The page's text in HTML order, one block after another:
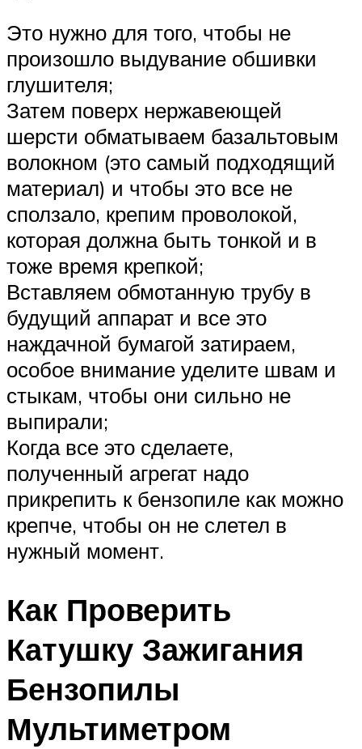
Это нужно для того, чтобы не
произошло выдувание обшивки
глушителя;
Затем поверх нержавеющей
шерсти обматываем базальтовым
волокном (это самый подходящий
материал) и чтобы это все не
сползало, крепим проволокой,
которая должна быть тонкой и в
тоже время крепкой;
Вставляем обмотанную трубу в
будущий аппарат и все это
наждачной бумагой затираем,
особое внимание уделите швам и
стыкам, чтобы они сильно не
выпирали;
Когда все это сделаете,
полученный агрегат надо
прикрепить к бензопиле как можно
крепче, чтобы он не слетел в
нужный момент.
Как Проверить
Катушку Зажигания
Бензопилы
Мультиметром